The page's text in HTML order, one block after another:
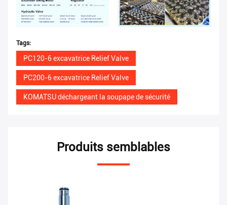
Tags:
PC120-6 excavatrice Relief Valve
PC200-6 excavatrice Relief Valve
KOMATSU déchargeant la soupape de sécurité
Produits semblables